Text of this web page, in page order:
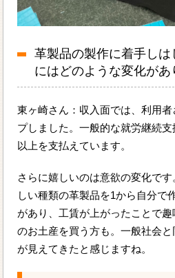
革製品の製作に着手し
にはどのような変化があ
東ヶ崎さん：収入面では、利用
プしました。一般的な就労継続
以上を支払えています。
さらに嬉しいのは意欲の変化で
しい種類の革製品を1から自分で
があり、工賃が上がったことで
のお土産を買う方も。一般社会
が見えてきたと感じますね。